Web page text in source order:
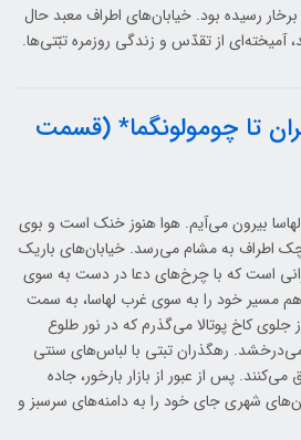
رسیده بود. خیابان‌های اطراف معبد حال
آمیخته‌ای از تقدّس و زندگی روزمره تبّتی‌ها.
تا چومولونگما* (قسمت
بیرون می‌آیم. هوا هنوز خنک است و بوی
اطراف به مشام می‌رسد. خیابان‌های باریک
است که با چرخ‌های دعا در دست به سوی
مسیر خود را به سوی غرب لهاسا، به سمت
جلوی کاخ پوتالا می‌گذرم که در نور طلوع
رهگذران تبتی با لباس‌های سنتی
پس از عبور از بازار بارخور، جاده
شهری جای خود را به دامنه‌های سرسبز و